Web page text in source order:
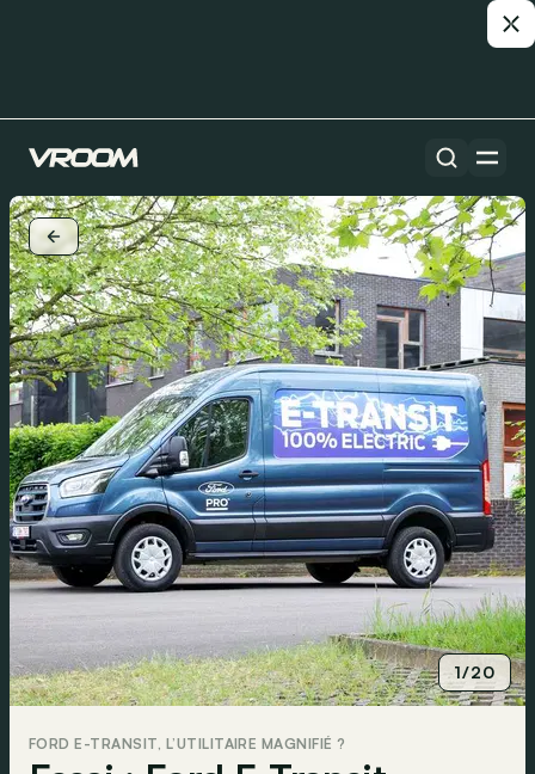
1/20
FORD E-TRANSIT, L’UTILITAIRE MAGNIFIÉ ?